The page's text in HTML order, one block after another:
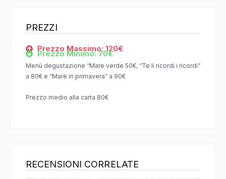
PREZZI
Prezzo Massimo: 120€
Prezzo Minimo: 70€
Menù degustazione “Mare verde 50€, “Te li ricordi i ricordi”
a 80€ e “Mare in primavera” a 90€
Prezzo medio alla carta 80€
RECENSIONI CORRELATE